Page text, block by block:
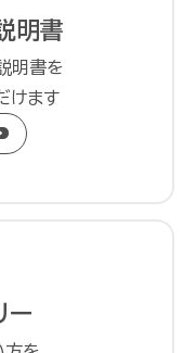
明書
明書を
けます
ー